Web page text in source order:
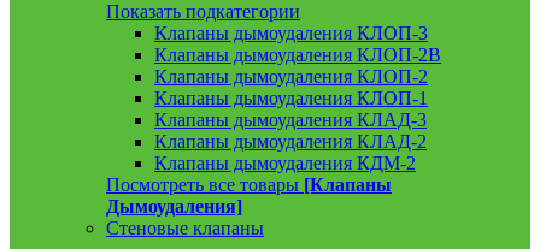
Показать подкатегории
Клапаны дымоудаления КЛОП-3
Клапаны дымоудаления КЛОП-2В
Клапаны дымоудаления КЛОП-2
Клапаны дымоудаления КЛОП-1
Клапаны дымоудаления КЛАД-3
Клапаны дымоудаления КЛАД-2
Клапаны дымоудаления КДМ-2
Посмотреть все товары [Клапаны
Дымоудаления]
Стеновые клапаны